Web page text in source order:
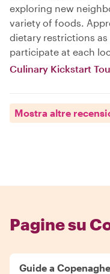
exploring new
variety of foods.
dietary restrictions
participate at each
Culinary Kickstart
Mostra altre
Pagine su
Guide a